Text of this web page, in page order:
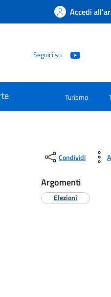
Accedi
Seguici su
Turismo
Condividi
Argomenti
Elezioni